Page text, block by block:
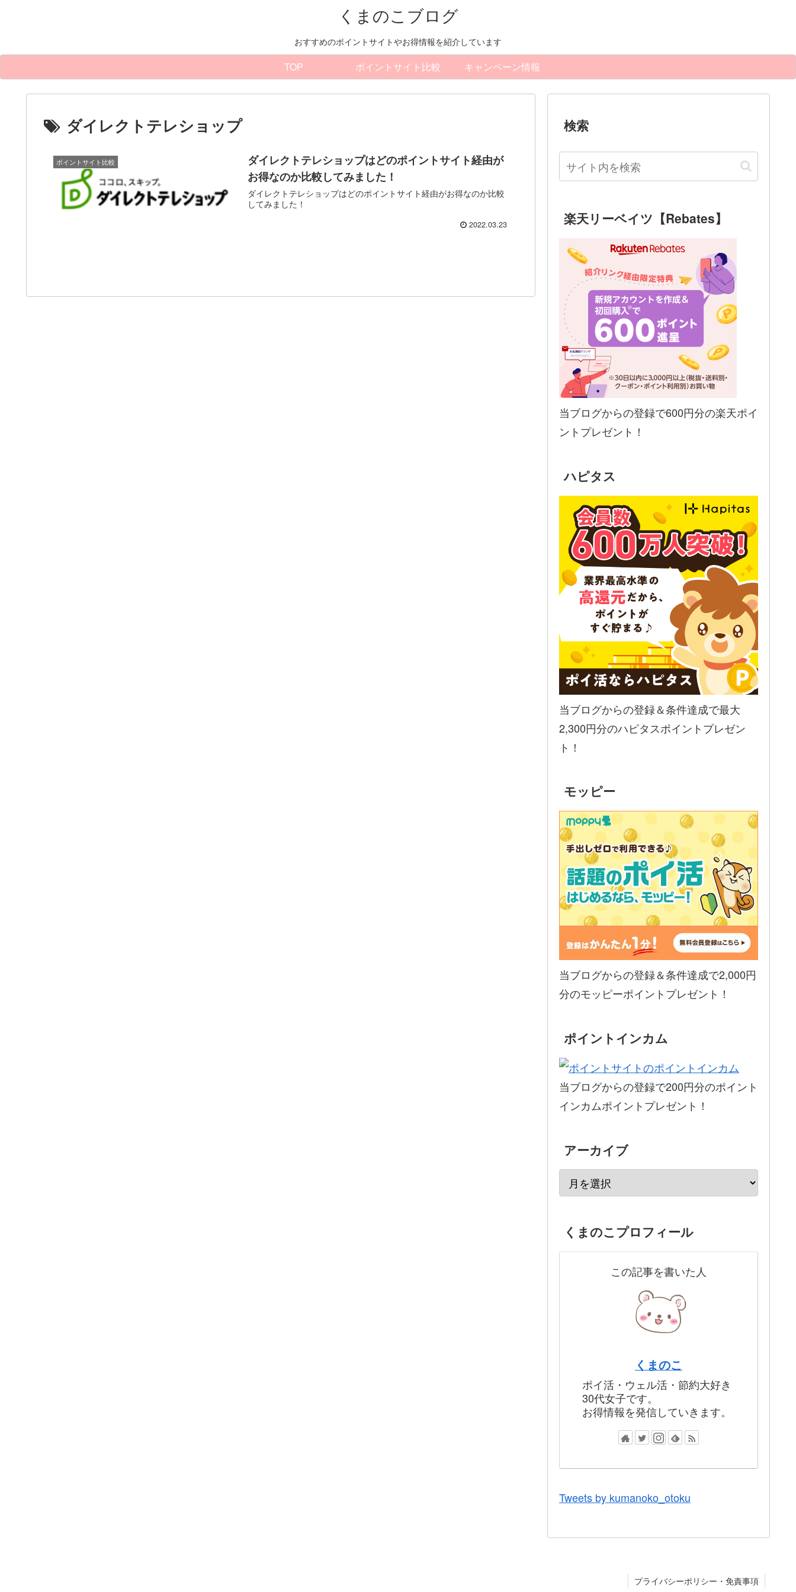
くまのこブログ
おすすめのポイントサイトやお得情報を紹介しています
TOP ポイントサイト比較 キャンペーン情報
ダイレクトテレショップ
ポイントサイト比較
ダイレクトテレショップはどのポイントサイト経由が
お得なのか比較してみました！
ダイレクトテレショップはどのポイントサイト経由がお得なのか比較
してみました！
2022.03.23
検索
楽天リーベイツ【Rebates】
当ブログからの登録で600円分の楽天ポイ
ントプレゼント！
ハピタス
当ブログからの登録＆条件達成で最大
2,300円分のハピタスポイントプレゼン
ト！
モッピー
当ブログからの登録＆条件達成で2,000円
分のモッピーポイントプレゼント！
ポイントインカム
当ブログからの登録で200円分のポイント
インカムポイントプレゼント！
アーカイブ
くまのこプロフィール
この記事を書いた人
くまのこ
ポイ活・ウェル活・節約大好き
30代女子です。
お得情報を発信していきます。
Tweets by kumanoko_otoku
プライバシーポリシー・免責事項